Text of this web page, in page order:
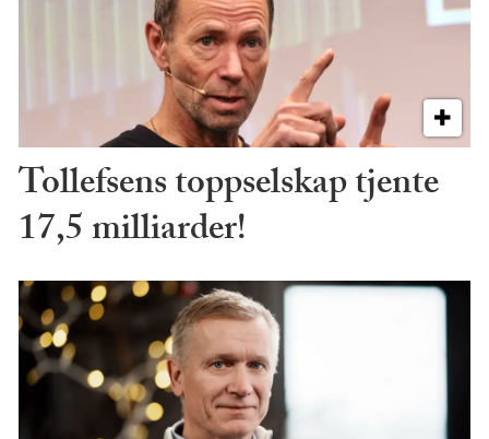
Tollefsens toppselskap tjente
17,5 milliarder!